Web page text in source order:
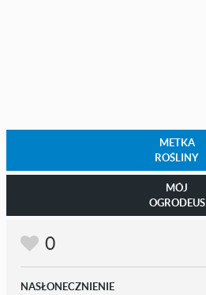
METKA
ROŚLINY
MÓJ
OGRODEUS
0
NASŁONECZNIENIE